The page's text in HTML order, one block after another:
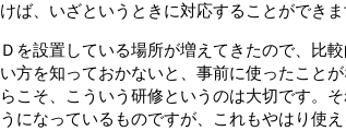
ば、いざというときに対応することができま
を設置している場所が増えてきたので、比
方を知っておかないと、事前に使ったこと
こそ、こういう研修というのは大切です。
になっているものですが、これもやはり使